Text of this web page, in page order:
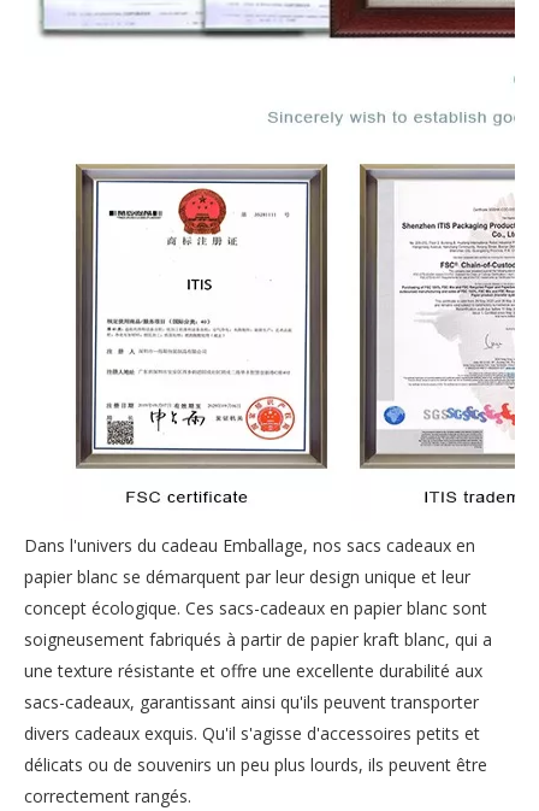
Dans l'univers du cadeau Emballage, nos sacs cadeaux en
papier blanc se démarquent par leur design unique et leur
concept écologique. Ces sacs-cadeaux en papier blanc sont
soigneusement fabriqués à partir de papier kraft blanc, qui a
une texture résistante et offre une excellente durabilité aux
sacs-cadeaux, garantissant ainsi qu'ils peuvent transporter
divers cadeaux exquis. Qu'il s'agisse d'accessoires petits et
délicats ou de souvenirs un peu plus lourds, ils peuvent être
correctement rangés.